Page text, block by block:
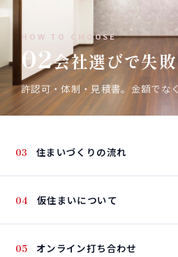
HOW TO CHOOSE
02会社選びで失
許認可・体制・見積書。金額でな
03 住まいづくりの流れ
04 仮住まいについて
05 オンライン打ち合わせ